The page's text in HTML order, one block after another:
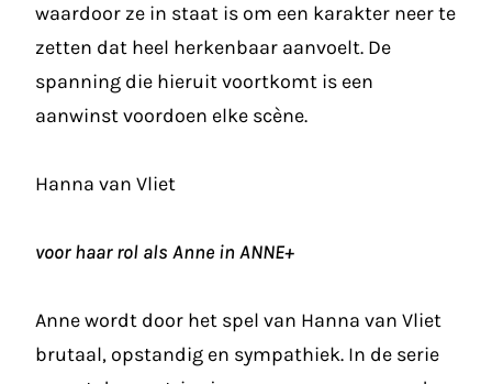
waardoor ze in staat is om een karakter neer te
zetten dat heel herkenbaar aanvoelt. De
spanning die hieruit voortkomt is een
aanwinst voordoen elke scène.
Hanna van Vliet
voor haar rol als Anne in ANNE+
Anne wordt door het spel van Hanna van Vliet
brutaal, opstandig en sympathiek. In de serie